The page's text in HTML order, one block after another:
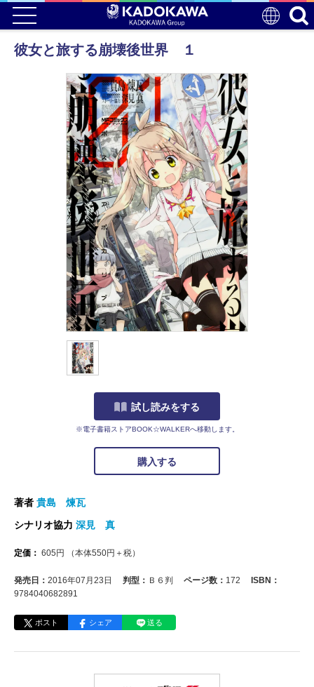
彼女と旅する崩壊後世界 １
試し読みをする
※電子書籍ストアBOOK☆WALKERへ移動します。
購入する
著者 貴島 煉瓦
シナリオ協力 深見 真
定価： 605 円 （本体550円＋税）
発売日： 2016年07月23日 判型： Ｂ６判 ページ数： 172
ISBN：
9784040682891
ポスト シェア 送る